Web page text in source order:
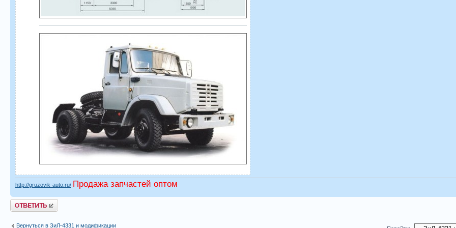
http://gruzovik-auto.ru/ Продажа запчастей оптом
Ответить
Вернуться в ЗиЛ-4331 и модификации